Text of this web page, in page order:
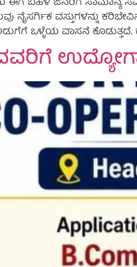
ನೈಸರ್ಗಿಕ ವಸ್ತುಗಳನ್ನು
ಅಡುಗೆಗೆ ಒಳ್ಳೆಯ ವಾಸನೆ